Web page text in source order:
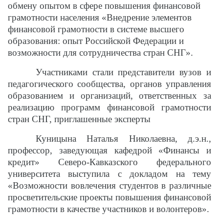
обмену опытом в сфере повышения финансовой
грамотности населения «Внедрение элементов
финансовой грамотности в системе высшего
образования: опыт Российской Федерации и
возможности для сотрудничества стран СНГ».
Участниками стали представители вузов и
педагогического сообщества, органов управления
образованием и организаций, ответственных за
реализацию программ финансовой грамотности
стран СНГ, приглашенные эксперты
Куницына Наталья Николаевна, д.э.н.,
профессор, заведующая кафедрой «Финансы и
кредит» Северо-Кавказского федерального
университета выступила с докладом на тему
«Возможности вовлечения студентов в различные
просветительские проекты повышения финансовой
грамотности в качестве участников и волонтеров».